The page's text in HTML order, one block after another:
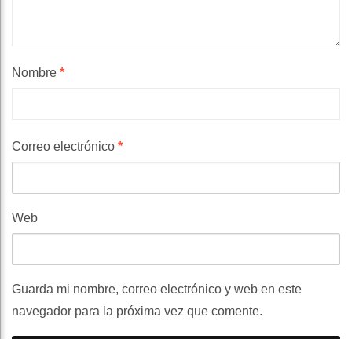
Nombre *
Correo electrónico *
Web
Guarda mi nombre, correo electrónico y web en este
navegador para la próxima vez que comente.